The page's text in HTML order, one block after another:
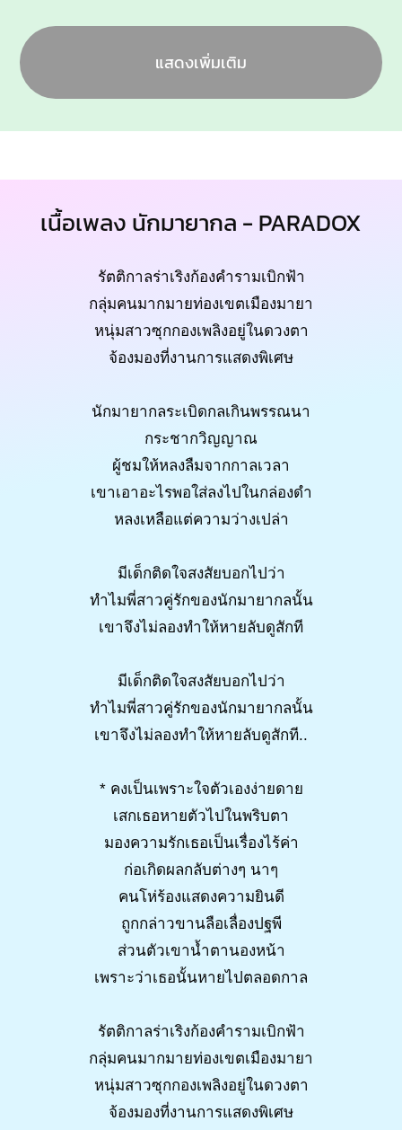
แสดงเพิ่มเติม
เนื้อเพลง นักมายากล - PARADOX
รัตติกาลร่าเริงก้องคำรามเบิกฟ้า
กลุ่มคนมากมายท่องเขตเมืองมายา
หนุ่มสาวซุกกองเพลิงอยู่ในดวงตา
จ้องมองที่งานการแสดงพิเศษ
นักมายากลระเบิดกลเกินพรรณนา
กระชากวิญญาณ
ผู้ชมให้หลงลืมจากกาลเวลา
เขาเอาอะไรพอใส่ลงไปในกล่องดำ
หลงเหลือแต่ความว่างเปล่า
มีเด็กติดใจสงสัยบอกไปว่า
ทำไมพี่สาวคู่รักของนักมายากลนั้น
เขาจึงไม่ลองทำให้หายลับดูสักที
มีเด็กติดใจสงสัยบอกไปว่า
ทำไมพี่สาวคู่รักของนักมายากลนั้น
เขาจึงไม่ลองทำให้หายลับดูสักที..
* คงเป็นเพราะใจตัวเองง่ายดาย
เสกเธอหายตัวไปในพริบตา
มองความรักเธอเป็นเรื่องไร้ค่า
ก่อเกิดผลกลับต่างๆ นาๆ
คนโห่ร้องแสดงความยินดี
ถูกกล่าวขานลือเลื่องปฐพี
ส่วนตัวเขาน้ำตานองหน้า
เพราะว่าเธอนั้นหายไปตลอดกาล
รัตติกาลร่าเริงก้องคำรามเบิกฟ้า
กลุ่มคนมากมายท่องเขตเมืองมายา
หนุ่มสาวซุกกองเพลิงอยู่ในดวงตา
จ้องมองที่งานการแสดงพิเศษ